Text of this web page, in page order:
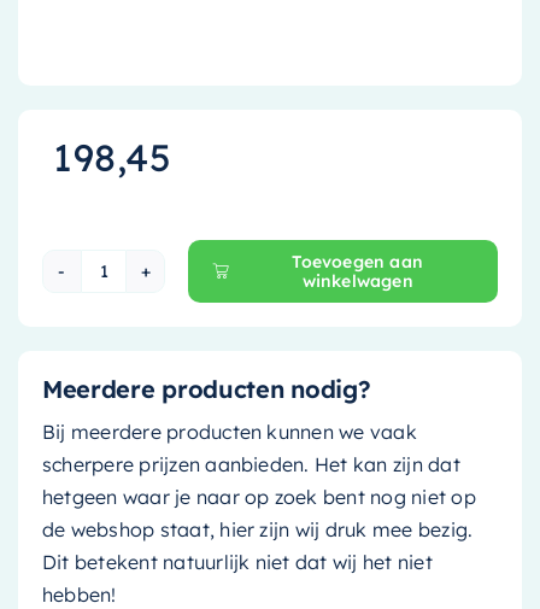
198,45
Ink Topdeck 45 Wastafelblad - 70 cm x 45 cm
Toevoegen aan
winkelwagen
Meerdere producten nodig?
Bij meerdere producten kunnen we vaak
scherpere prijzen aanbieden. Het kan zijn dat
hetgeen waar je naar op zoek bent nog niet op
de webshop staat, hier zijn wij druk mee bezig.
Dit betekent natuurlijk niet dat wij het niet
hebben!